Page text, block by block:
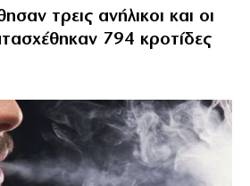
τρεις ανήλικοι και οι
794 κροτίδες